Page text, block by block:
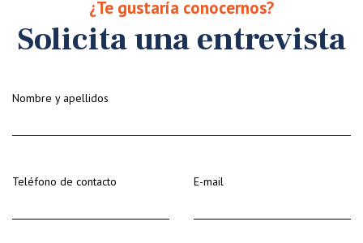
¿Te gustaría conocernos?
Solicita una entrevista
Nombre y apellidos
Teléfono de contacto E-mail